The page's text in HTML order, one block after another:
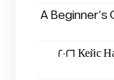
A Beginner’s
Кейс Наиболее прибыльные слот-игры ٢٠٢٦